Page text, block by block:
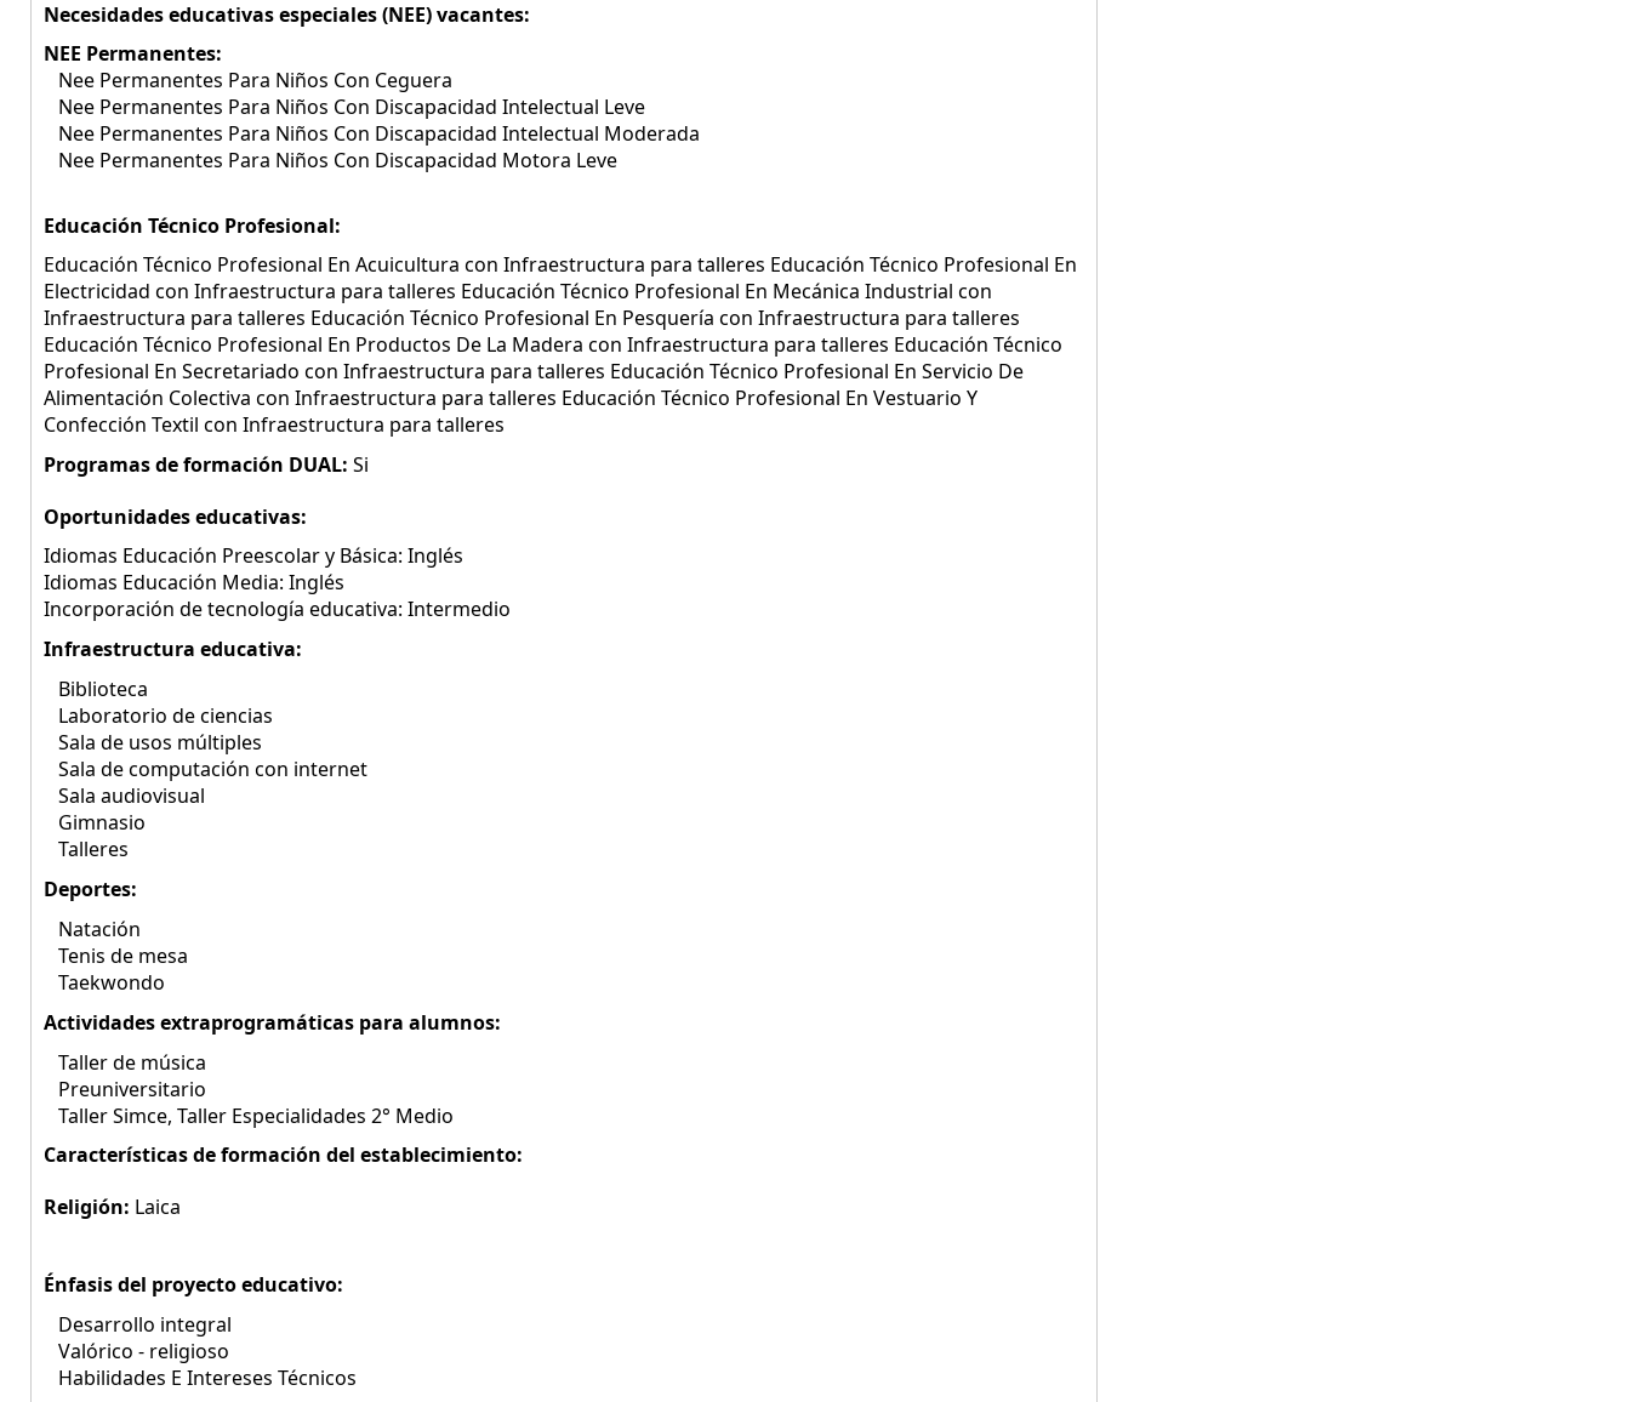
Necesidades educativas especiales (NEE) vacantes:
NEE Permanentes:
Nee Permanentes Para Niños Con Ceguera
Nee Permanentes Para Niños Con Discapacidad Intelectual Leve
Nee Permanentes Para Niños Con Discapacidad Intelectual Moderada
Nee Permanentes Para Niños Con Discapacidad Motora Leve
Educación Técnico Profesional:
Educación Técnico Profesional En Acuicultura con Infraestructura para talleres Educación Técnico Profesional En
Electricidad con Infraestructura para talleres Educación Técnico Profesional En Mecánica Industrial con
Infraestructura para talleres Educación Técnico Profesional En Pesquería con Infraestructura para talleres
Educación Técnico Profesional En Productos De La Madera con Infraestructura para talleres Educación Técnico
Profesional En Secretariado con Infraestructura para talleres Educación Técnico Profesional En Servicio De
Alimentación Colectiva con Infraestructura para talleres Educación Técnico Profesional En Vestuario Y
Confección Textil con Infraestructura para talleres
Programas de formación DUAL: Si
Oportunidades educativas:
Idiomas Educación Preescolar y Básica: Inglés
Idiomas Educación Media: Inglés
Incorporación de tecnología educativa: Intermedio
Infraestructura educativa:
Biblioteca
Laboratorio de ciencias
Sala de usos múltiples
Sala de computación con internet
Sala audiovisual
Gimnasio
Talleres
Deportes:
Natación
Tenis de mesa
Taekwondo
Actividades extraprogramáticas para alumnos:
Taller de música
Preuniversitario
Taller Simce, Taller Especialidades 2° Medio
Características de formación del establecimiento:
Religión: Laica
Énfasis del proyecto educativo:
Desarrollo integral
Valórico - religioso
Habilidades E Intereses Técnicos